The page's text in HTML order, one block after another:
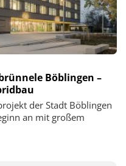
Böblingen –
der Stadt Böblingen
an mit großem